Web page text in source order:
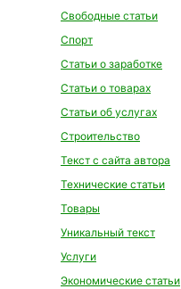
Свободные статьи
Спорт
Статьи о заработке
Статьи о товарах
Статьи об услугах
Строительство
Текст с сайта автора
Технические статьи
Товары
Уникальный текст
Услуги
Экономические статьи